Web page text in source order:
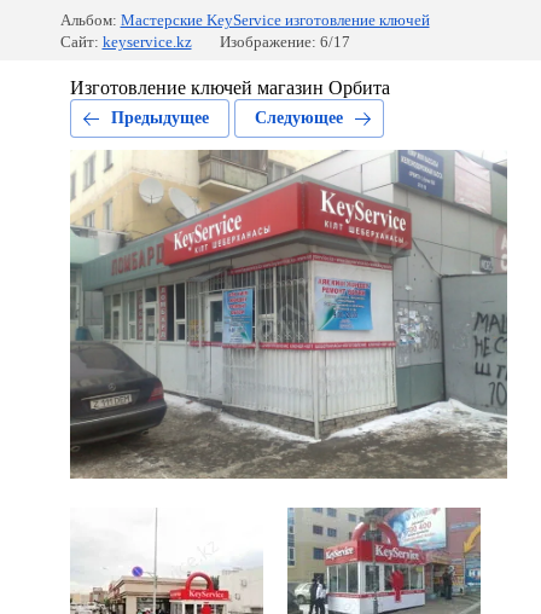
Альбом: Мастерские KeyService изготовление ключей
Сайт: keyservice.kz Изображение: 6/17
Изготовление ключей магазин Орбита
Предыдущее Следующее